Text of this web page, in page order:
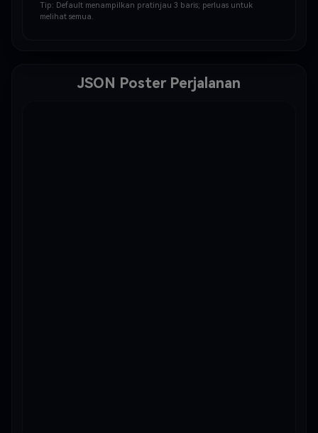
premium, tekstur realistis, kedalaman bidang …
Tip: Default menampilkan pratinjau 3 baris; perluas untuk
melihat semua.
JSON Poster Perjalanan